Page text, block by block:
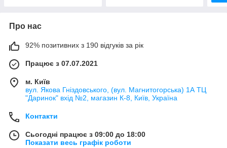
Про нас
92% позитивних з 190 відгуків за рік
Працює з 07.07.2021
м. Київ
вул. Якова Гніздовського, (вул. Магнитогорська) 1А ТЦ
"Даринок" вхід №2, магазин К-8, Київ, Україна
Контакти
Сьогодні працює з 09:00 до 18:00
Показати весь графік роботи